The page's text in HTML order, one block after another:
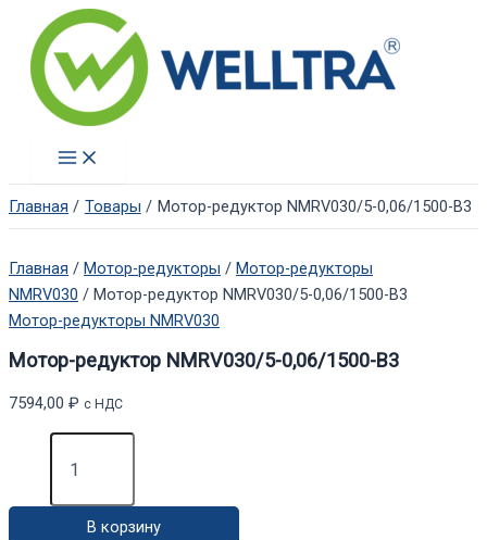
Перейти
содержимому
Main
Menu
Главная
Товары Мотор-редуктор NMRV030/5-0,06/1500-B3
Главная / Мотор-редукторы / Мотор-редукторы
NMRV030 / Мотор-редуктор NMRV030/5-0,06/1500-B3
Мотор-редукторы NMRV030
Мотор-редуктор NMRV030/5-0,06/1500-B3
7594,00 ₽ с НДС
Количество
редуктор
NMRV030/5-В корзину